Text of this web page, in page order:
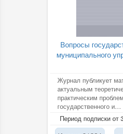
Вопросы
муниципального
Журнал публикует
актуальным
практическим
государственного и
муниципального
организует круглые...
Период подписки от